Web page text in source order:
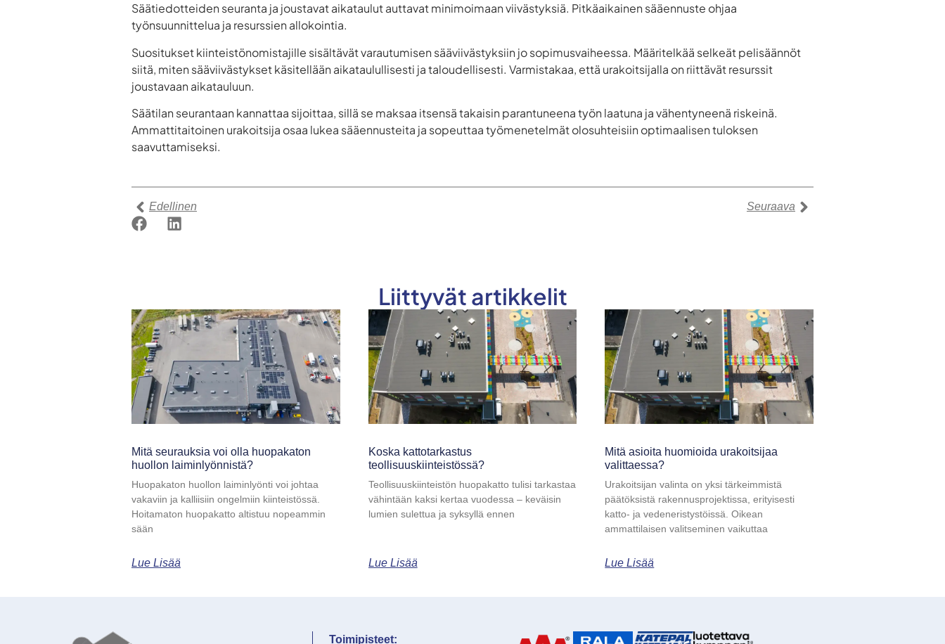
Säätiedotteiden seuranta ja joustavat aikataulut auttavat minimoimaan viivästyksiä. Pitkäaikainen sääennuste ohjaa
työnsuunnittelua ja resurssien allokointia.
Suositukset kiinteistönomistajille sisältävät varautumisen sääviivästyksiin jo sopimusvaiheessa. Määritelkää selkeät pelisäännöt
siitä, miten sääviivästykset käsitellään aikataulullisesti ja taloudellisesti. Varmistakaa, että urakoitsijalla on riittävät resurssit
joustavaan aikatauluun.
Säätilan seurantaan kannattaa sijoittaa, sillä se maksaa itsensä takaisin parantuneena työn laatuna ja vähentyneenä riskeinä.
Ammattitaitoinen urakoitsija osaa lukea sääennusteita ja sopeuttaa työmenetelmät olosuhteisiin optimaalisen tuloksen
saavuttamiseksi.
Edellinen Seuraava
Liittyvät artikkelit
Mitä seurauksia voi olla huopakaton
huollon laiminlyönnistä?
Huopakaton huollon laiminlyönti voi johtaa
vakaviin ja kalliisiin ongelmiin kiinteistössä.
Hoitamaton huopakatto altistuu nopeammin
sään
Lue Lisää
Koska kattotarkastus
teollisuuskiinteistössä?
Teollisuuskiinteistön huopakatto tulisi tarkastaa
vähintään kaksi kertaa vuodessa – keväisin
lumien sulettua ja syksyllä ennen
Lue Lisää
Mitä asioita huomioida urakoitsijaa
valittaessa?
Urakoitsijan valinta on yksi tärkeimmistä
päätöksistä rakennusprojektissa, erityisesti
katto- ja vedeneristystöissä. Oikean
ammattilaisen valitseminen vaikuttaa
Lue Lisää
Toimipisteet: